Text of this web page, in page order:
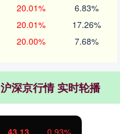
20.01% 6.83%
20.01% 17.26%
20.00% 7.68%
沪深京行情 实时轮播
43.13 0.93%